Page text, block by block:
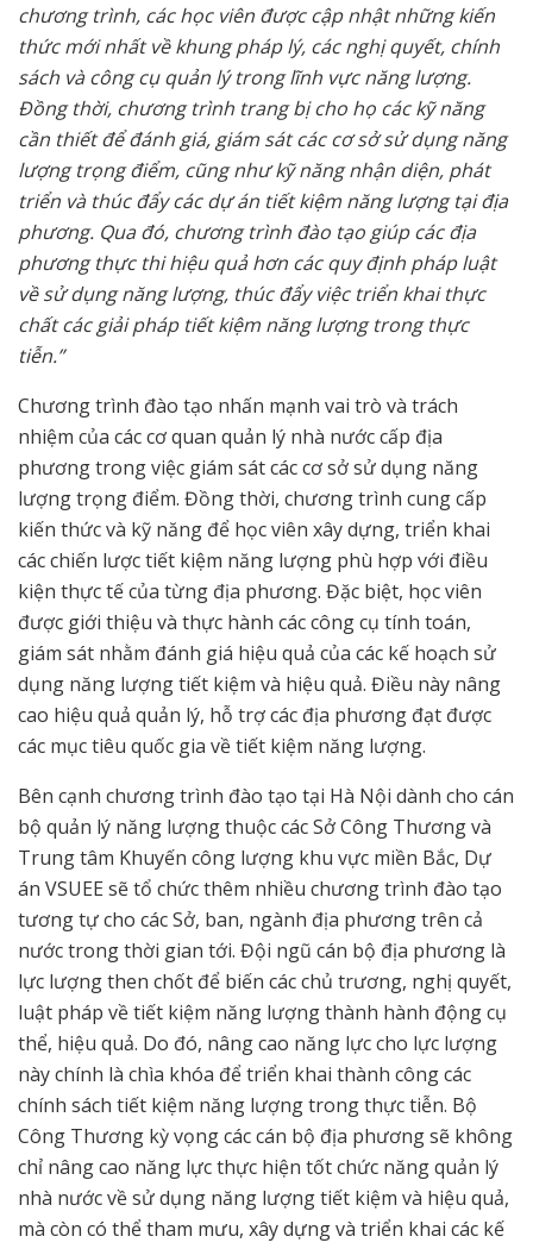
chương trình, các học viên được cập nhật những kiến
thức mới nhất về khung pháp lý, các nghị quyết, chính
sách và công cụ quản lý trong lĩnh vực năng lượng.
Đồng thời, chương trình trang bị cho họ các kỹ năng
cần thiết để đánh giá, giám sát các cơ sở sử dụng năng
lượng trọng điểm, cũng như kỹ năng nhận diện, phát
triển và thúc đẩy các dự án tiết kiệm năng lượng tại địa
phương. Qua đó, chương trình đào tạo giúp các địa
phương thực thi hiệu quả hơn các quy định pháp luật
về sử dụng năng lượng, thúc đẩy việc triển khai thực
chất các giải pháp tiết kiệm năng lượng trong thực
tiễn.”
Chương trình đào tạo nhấn mạnh vai trò và trách
nhiệm của các cơ quan quản lý nhà nước cấp địa
phương trong việc giám sát các cơ sở sử dụng năng
lượng trọng điểm. Đồng thời, chương trình cung cấp
kiến thức và kỹ năng để học viên xây dựng, triển khai
các chiến lược tiết kiệm năng lượng phù hợp với điều
kiện thực tế của từng địa phương. Đặc biệt, học viên
được giới thiệu và thực hành các công cụ tính toán,
giám sát nhằm đánh giá hiệu quả của các kế hoạch sử
dụng năng lượng tiết kiệm và hiệu quả. Điều này nâng
cao hiệu quả quản lý, hỗ trợ các địa phương đạt được
các mục tiêu quốc gia về tiết kiệm năng lượng.
Bên cạnh chương trình đào tạo tại Hà Nội dành cho cán
bộ quản lý năng lượng thuộc các Sở Công Thương và
Trung tâm Khuyến công lượng khu vực miền Bắc, Dự
án VSUEE sẽ tổ chức thêm nhiều chương trình đào tạo
tương tự cho các Sở, ban, ngành địa phương trên cả
nước trong thời gian tới. Đội ngũ cán bộ địa phương là
lực lượng then chốt để biến các chủ trương, nghị quyết,
luật pháp về tiết kiệm năng lượng thành hành động cụ
thể, hiệu quả. Do đó, nâng cao năng lực cho lực lượng
này chính là chìa khóa để triển khai thành công các
chính sách tiết kiệm năng lượng trong thực tiễn. Bộ
Công Thương kỳ vọng các cán bộ địa phương sẽ không
chỉ nâng cao năng lực thực hiện tốt chức năng quản lý
nhà nước về sử dụng năng lượng tiết kiệm và hiệu quả,
mà còn có thể tham mưu, xây dựng và triển khai các kế